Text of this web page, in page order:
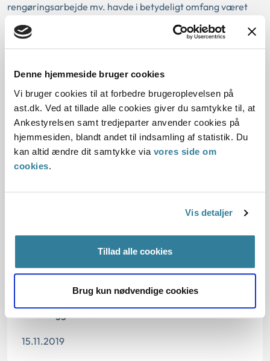
Denne hjemmeside bruger cookies
Vi bruger cookies til at forbedre brugeroplevelsen på
ast.dk. Ved at tillade alle cookies giver du samtykke til, at
Ankestyrelsen samt tredjeparter anvender cookies på
hjemmesiden, blandt andet til indsamling af statistik. Du
kan altid ændre dit samtykke via vores side om
cookies.
Vis detaljer
Tillad alle cookies
Brug kun nødvendige cookies
rengøringsarbejde mv. havde i betydeligt omfang været
varieret og gav derfor ikke anledning til særlig
længerevarende skulderbelastende funktioner med risiko
for udvikling af bicepstendinit.
Baggrund for at offentliggøre denne
principmeddelelse:
Gældende regler
de tidligere principmeddelelser
Offentliggørelsesdato
15.11.2019